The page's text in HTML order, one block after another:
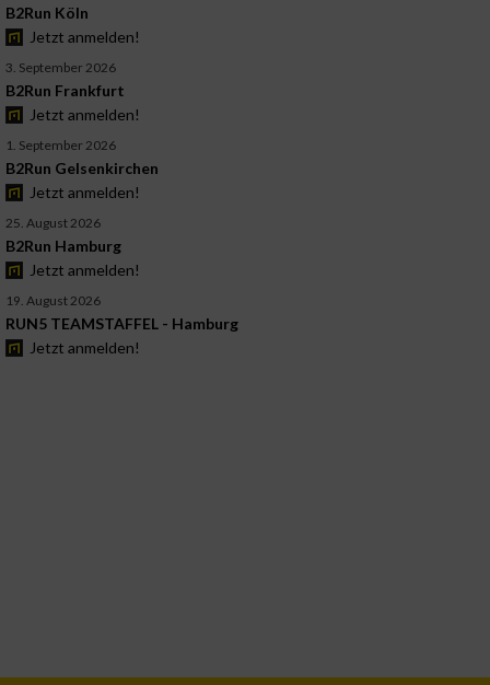
B2Run Köln
Jetzt anmelden!
3. September 2026
B2Run Frankfurt
Jetzt anmelden!
1. September 2026
B2Run Gelsenkirchen
Jetzt anmelden!
25. August 2026
B2Run Hamburg
Jetzt anmelden!
19. August 2026
RUN5 TEAMSTAFFEL - Hamburg
Jetzt anmelden!